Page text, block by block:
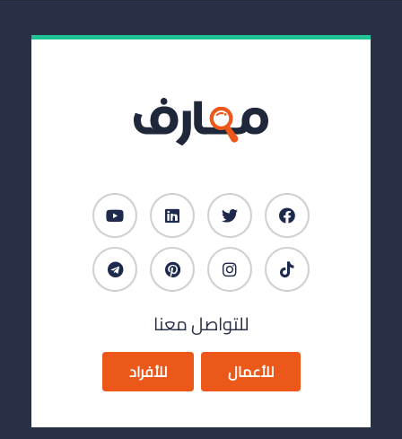
للتواصل معنا
للأعمال للأفراد